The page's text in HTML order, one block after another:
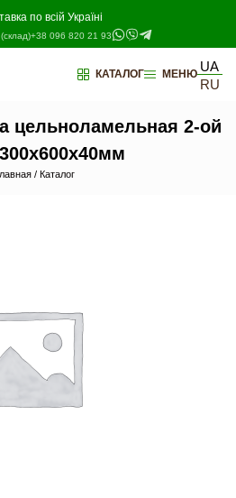
по всій Україні
+38 096 820 21 93
КАТАЛОГ МЕНЮ UA
RU
цельноламельная 2-ой
/ Каталог